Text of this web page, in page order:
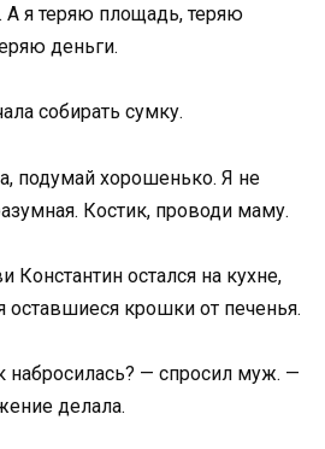
я теряю площадь, теряю
деньги.
собирать сумку.
подумай хорошенько. Я не
Костик, проводи маму.
Константин остался на кухне,
оставшиеся крошки от печенья.
набросилась? — спросил муж. —
делала.